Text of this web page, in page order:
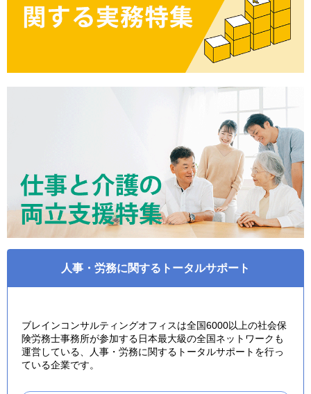
人事・労務に関するトータルサポート
ブレインコンサルティングオフィスは全国6000以上の社会保
険労務士事務所が参加する日本最大級の全国ネットワークも
運営している、人事・労務に関するトータルサポートを行っ
ている企業です。